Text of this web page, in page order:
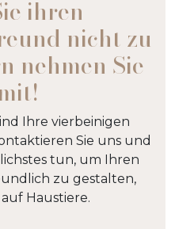
ihren
nicht zu
nehmen Sie
Ihre vierbeinigen
Sie uns und
tun, um Ihren
zu gestalten,
Haustiere.